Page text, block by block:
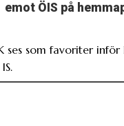
emot ÖIS på
ses som favoriter